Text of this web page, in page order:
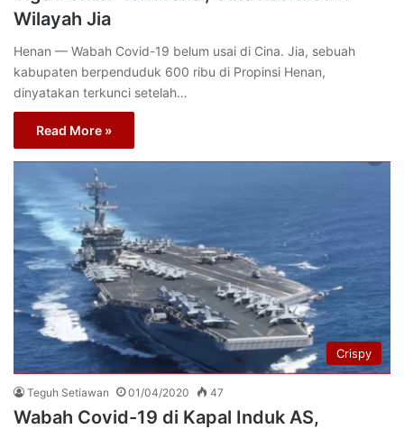
Wilayah Jia
Henan — Wabah Covid-19 belum usai di Cina. Jia, sebuah
kabupaten berpenduduk 600 ribu di Propinsi Henan,
dinyatakan terkunci setelah…
Read More »
Crispy
Teguh Setiawan 01/04/2020 47
Wabah Covid-19 di Kapal Induk AS,